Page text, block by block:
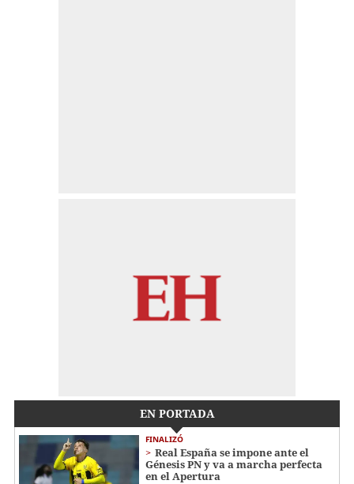
EN PORTADA
FINALIZÓ
Real España se impone ante el
Génesis PN y va a marcha perfecta
en el Apertura